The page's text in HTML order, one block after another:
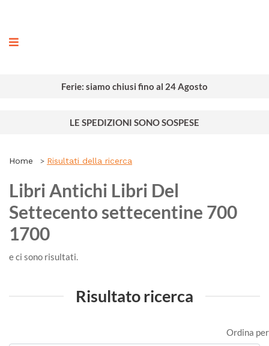
Ferie: siamo chiusi fino al 24 Agosto
LE SPEDIZIONI SONO SOSPESE
Home Risultati della ricerca
Libri Antichi Libri Del
Settecento settecentine 700
1700
e ci sono risultati.
Risultato ricerca
Ordina per